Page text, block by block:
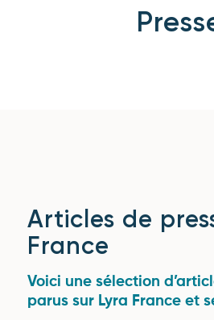
Articles de
France
Voici une sélection
parus sur Lyra France et